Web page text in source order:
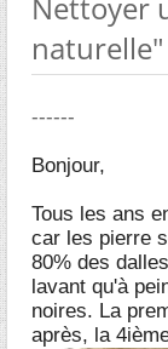
naturelle"
------
Bonjour,
Tous les ans
car les pierre
80% des
lavant qu'à
noires. La
après, la